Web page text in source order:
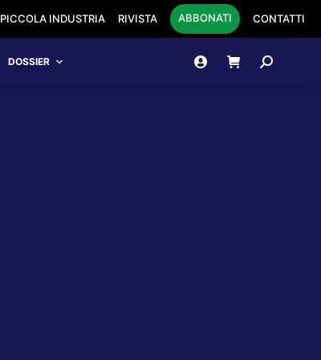
PICCOLA INDUSTRIA RIVISTA ABBONATI CONTATTI
DOSSIER Cerca: